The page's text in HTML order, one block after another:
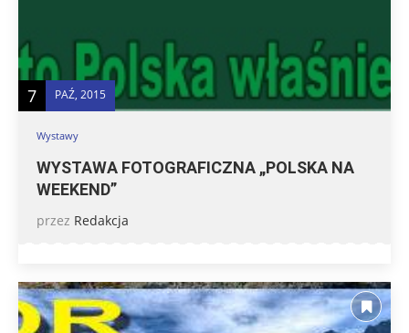
7 PAŹ, 2015
Wystawy
WYSTAWA FOTOGRAFICZNA „POLSKA NA
WEEKEND”
przez Redakcja